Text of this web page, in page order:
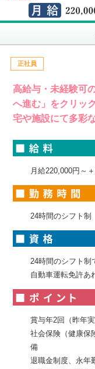
正社員
高給与・未経験可
へ進む」をクリッ
宅や施設にて多彩
月給220,000円～
24時間のシフト制
24時間のシフト制
自動車運転免許あ
賞与年2回（昨年
社会保険（健康保
備
退職金制度、永年